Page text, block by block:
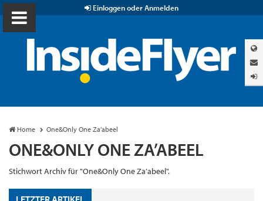
Einloggen oder Anmelden
Home One&Only One Za’abeel
ONE&ONLY ONE ZA’ABEEL
Stichwort Archiv für "One&Only One Za’abeel".